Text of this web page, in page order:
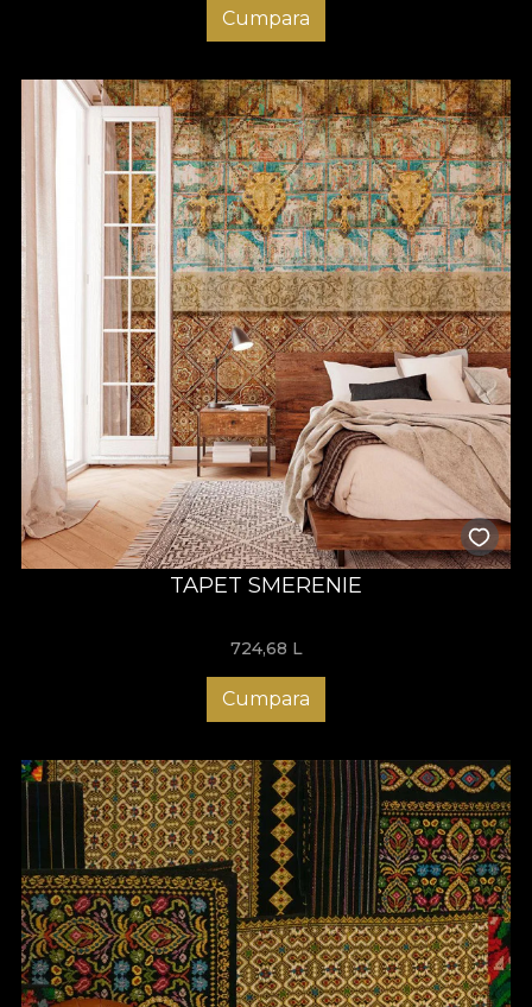
Cumpara
TAPET SMERENIE
724,68 L
Cumpara